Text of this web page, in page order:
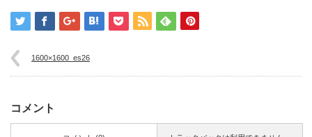
1600×1600_es26
コメント